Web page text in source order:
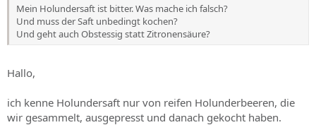
Mein Holundersaft ist bitter. Was mache ich falsch?
Und muss der Saft unbedingt kochen?
Und geht auch Obstessig statt Zitronensäure?
Hallo,
ich kenne Holundersaft nur von reifen Holunderbeeren, die
wir gesammelt, ausgepresst und danach gekocht haben.